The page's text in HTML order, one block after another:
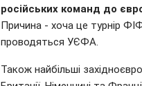
російських команд до
Причина - хоча це турнір
проводяться УЄФА.
Також найбільші